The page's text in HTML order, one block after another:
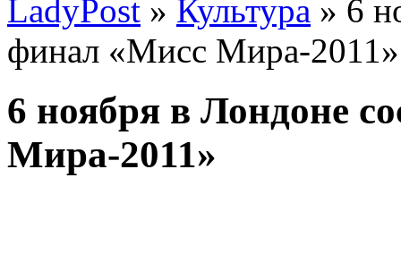
LadyPost » Культура » 6
финал «Мисс Мира-2011»
6 ноября в Лондоне
Мира-2011»